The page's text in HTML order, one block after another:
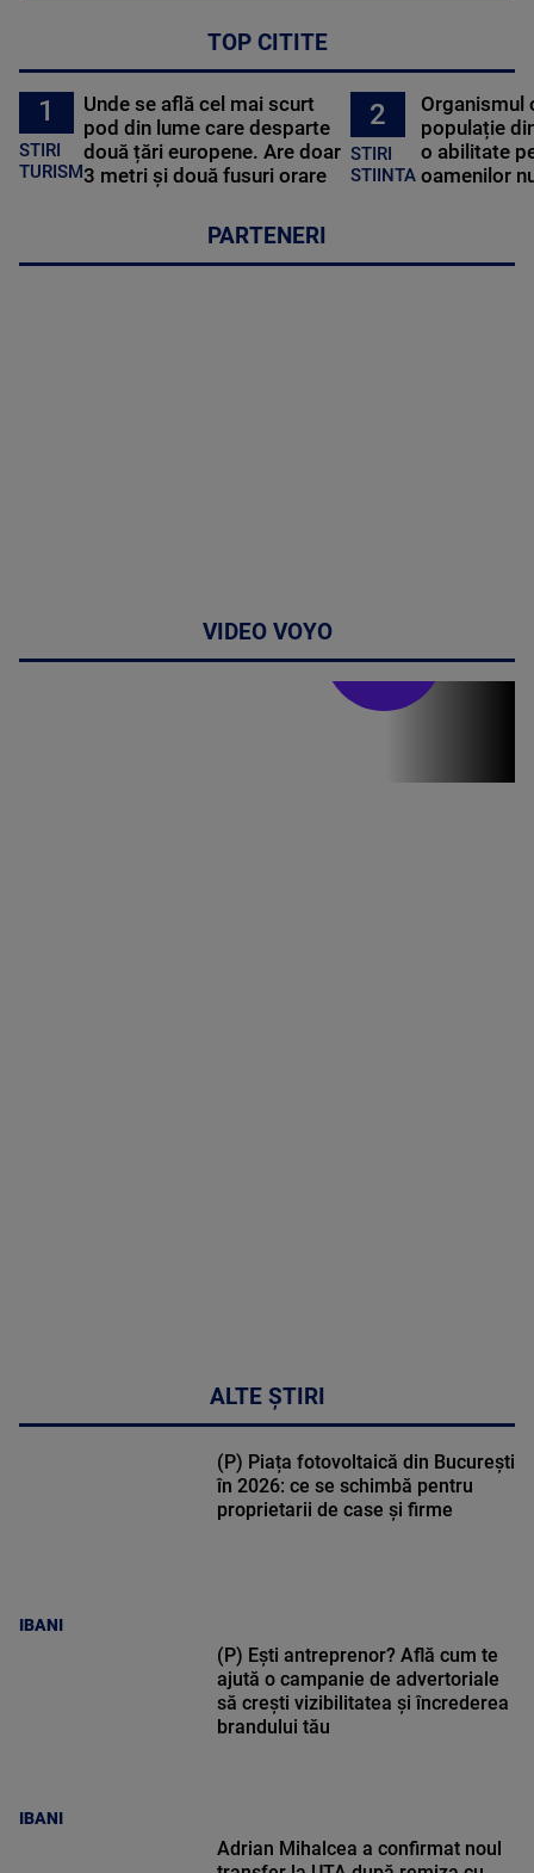
TOP CITITE
1
STIRI
TURISM
Unde se află cel mai scurt
pod din lume care desparte
două țări europene. Are doar
3 metri și două fusuri orare
2
STIRI
STIINTA
Organismul
populație
o abilitate
oamenilor
PARTENERI
VIDEO VOYO
ALTE ȘTIRI
IBANI
(P) Piața fotovoltaică din București
în 2026: ce se schimbă pentru
proprietarii de case și firme
IBANI
(P) Ești antreprenor? Află cum te
ajută o campanie de advertoriale
să crești vizibilitatea și încrederea
brandului tău
Adrian Mihalcea a confirmat noul